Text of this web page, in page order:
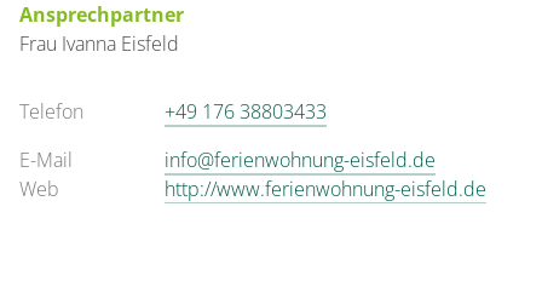
Ansprechpartner
Frau Ivanna Eisfeld
Telefon
+49 176 38803433
E-Mail
info@ferienwohnung-eisfeld.de
Web
http://www.ferienwohnung-eisfeld.de